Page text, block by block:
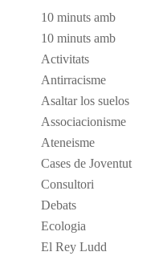
10 minuts amb
10 minuts amb
Activitats
Antirracisme
Asaltar los suelos
Associacionisme
Ateneisme
Cases de Joventut
Consultori
Debats
Ecologia
El Rey Ludd